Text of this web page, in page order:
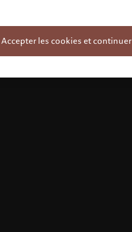
Accepter les cookies et continuer